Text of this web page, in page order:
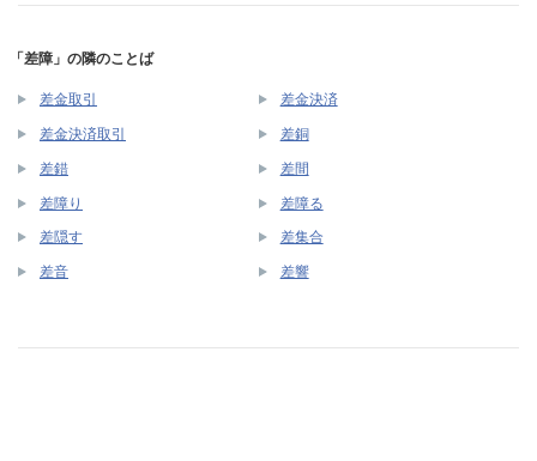
「差障」の隣のことば
差金取引 差金決済
差金決済取引 差銅
差錯 差間
差障り 差障る
差隠す 差集合
差音 差響